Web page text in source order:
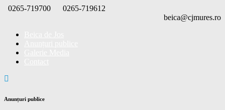
Skip
0265-719700
0265-719612
beica@cjmures.ro
Anunțuri publice